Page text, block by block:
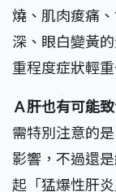
燒、肌肉痠痛
深、眼白變黃
重程度症狀輕
Ａ肝也有可能致
需特別注意的
影響，不過還
起「猛爆性肝